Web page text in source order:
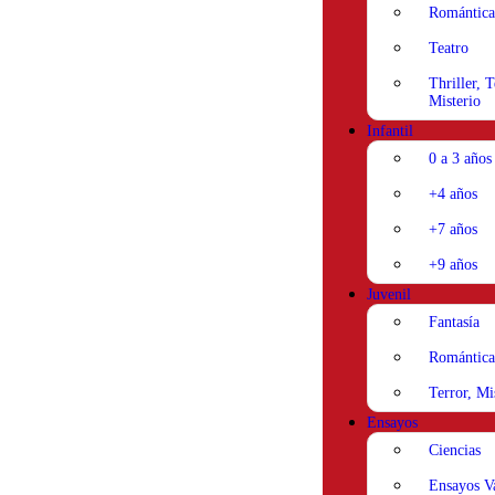
Romántica
Teatro
Thriller,
Misterio
Infantil
0 a 3 años
+4 años
+7 años
+9 años
Juvenil
Fantasía
Romántica
Terror,
Ensayos
Ciencias
Ensayos